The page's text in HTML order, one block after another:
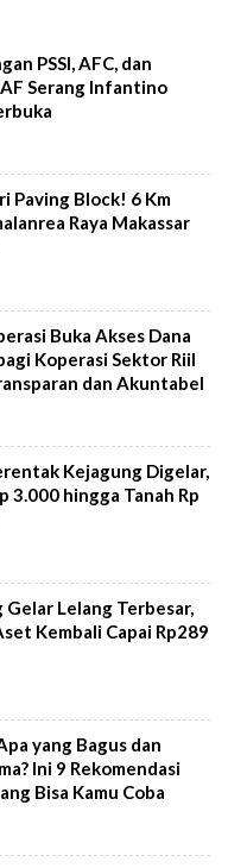
PSSI, AFC, dan
Serang Infantino
Paving Block! 6 Km
Raya Makassar
Buka Akses Dana
Koperasi Sektor Riil
dan Akuntabel
Kejagung Digelar,
3.000 hingga Tanah Rp
Gelar Lelang Terbesar,
Kembali Capai Rp289
yang Bagus dan
Ini 9 Rekomendasi
Bisa Kamu Coba